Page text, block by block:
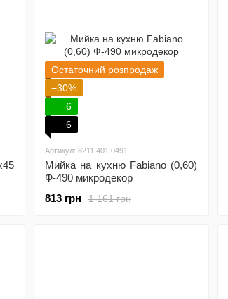
Остаточний розпродаж
−30%
6
6
Артикул: 8211.401.0491
Мийка на кухню Fabiano (0,60)
Ф-490 микродекор
1 161 грн
813 грн